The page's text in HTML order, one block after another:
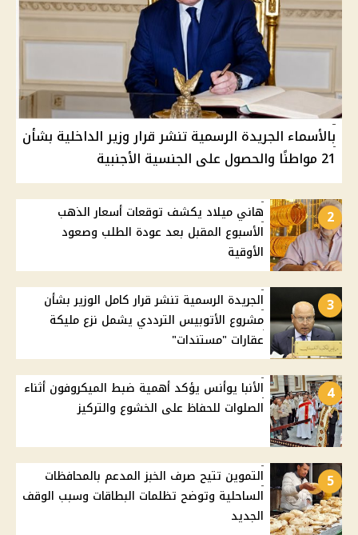
بالأسماء الجريدة الرسمية تنشر قرار وزير الداخلية بشأن
21 مواطنًا والحصول على الجنسية الأجنبية
2
هاني ميلاد يكشف توقعات أسعار الذهب
الأسبوع المقبل بعد عودة الطلب وصعود
الأوقية
3
الجريدة الرسمية تنشر قرار كامل الوزير بشأن
مشروع الأتوبيس الترددي يشمل نزع مليكة
عقارات "مستندات"
4
الأنبا يوأنس يؤكد أهمية ضبط الميكروفون أثناء
الصلوات للحفاظ على الخشوع والتركيز
5
التموين تتيح صرف الخبز المدعم بالمحافظات
الساحلية وتوضح تظلمات البطاقات وسبب الوقف
الجديد